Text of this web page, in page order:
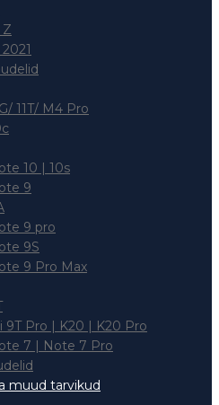
11T/ M4 Pro
10 | 10s
9
9 pro
9S
9 Pro Max
9T Pro | K20 | K20 Pro
7 | Note 7 Pro
muud tarvikud